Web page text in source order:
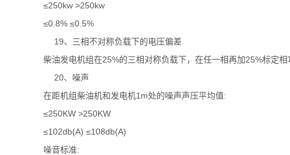
≤250kw >250kw
≤0.8% ≤0.5%
19、三相不对称负载下的电压偏差
柴油发电机组在25%的三相对称负载下，在任一相再加25%标定
20、噪声
在距机组柴油机和发电机1m处的噪声声压平均值:
≤250KW >250KW
≤102db(A) ≤108db(A)
噪音标准: